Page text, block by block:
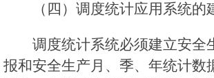
（四）调度统计应用系统的
调度统计系统必须建立安全
报和安全生产月、季、年统计数